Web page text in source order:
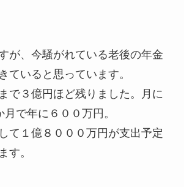
が、今騒がれている老後の年金
ていると思っています。
で３億円ほど残りました。月に
で年に６００万円。
て１億８０００万円が支出予定
す。